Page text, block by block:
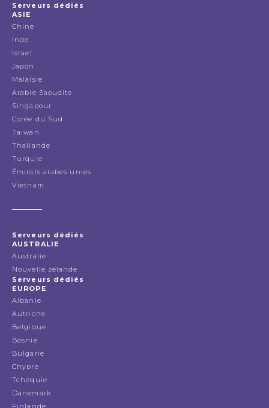
Serveurs dédiés
ASIE
Chine
Inde
Israel
Japon
Malaisie
Arabie Saoudite
Singapour
Corée du Sud
Taiwan
Thailande
Turquie
Émirats arabes unies
Vietnam
Serveurs dédiés
AUSTRALIE
Australie
Nouvelle zélande
Serveurs dédiés
EUROPE
Albanie
Autriche
Belgique
Bosnie
Bulgarie
Chypre
Tchéquie
Danemark
Finlande